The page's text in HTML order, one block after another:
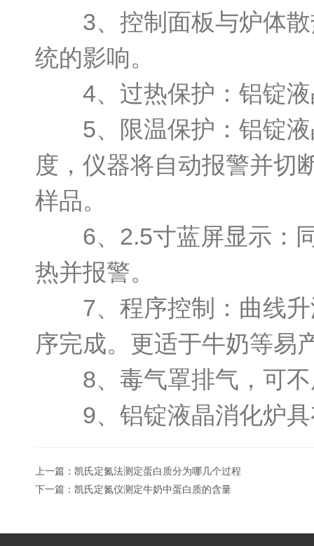
3、控制面板与炉体散
统的影响。
4、过热保护：铝锭液
5、限温保护：铝锭液
度，仪器将自动报警并切
样品。
6、2.5寸蓝屏显示：同
热并报警。
7、程序控制：曲线升
序完成。更适于牛奶等易
8、毒气罩排气，可不
9、铝锭液晶消化炉具
上一篇： 凯氏定氮法测定蛋白质分为哪几个过程
下一篇： 凯氏定氮仪测定牛奶中蛋白质的含量